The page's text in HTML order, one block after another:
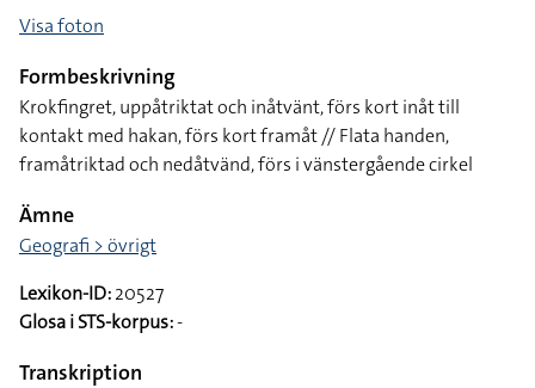
Visa foton
Formbeskrivning
Krokfingret, uppåtriktat och inåtvänt, förs kort inåt till
kontakt med hakan, förs kort framåt // Flata handen,
framåtriktad och nedåtvänd, förs i vänstergående cirkel
Ämne
Geografi > övrigt
Lexikon-ID:20527
Glosa i STS-korpus:-
Transkription